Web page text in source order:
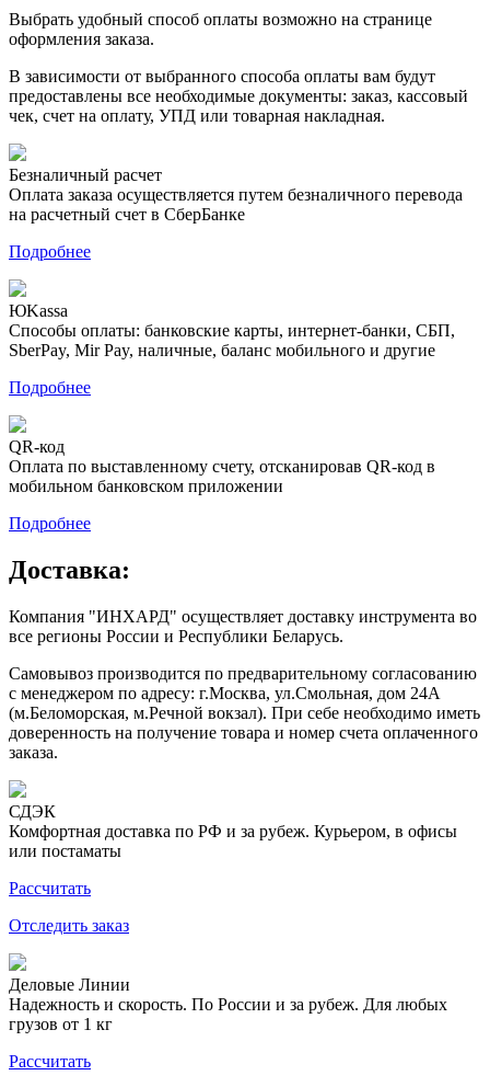
Выбрать удобный способ оплаты возможно на странице
оформления заказа.
В зависимости от выбранного способа оплаты вам будут
предоставлены все необходимые документы: заказ, кассовый
чек, счет на оплату, УПД или товарная накладная.
Безналичный расчет
Оплата заказа осуществляется путем безналичного перевода
на расчетный счет в СберБанке
Подробнее
ЮKassa
Способы оплаты: банковские карты, интернет-банки, СБП,
SberPay, Mir Pay, наличные, баланс мобильного и другие
Подробнее
QR-код
Оплата по выставленному счету, отсканировав QR-код в
мобильном банковском приложении
Подробнее
Доставка:
Компания "ИНХАРД" осуществляет доставку инструмента во
все регионы России и Республики Беларусь.
Самовывоз производится по предварительному согласованию
с менеджером по адресу: г.Москва, ул.Смольная, дом 24А
(м.Беломорская, м.Речной вокзал). При себе необходимо иметь
доверенность на получение товара и номер счета оплаченного
заказа.
СДЭК
Комфортная доставка по РФ и за рубеж. Курьером, в офисы
или постаматы
Рассчитать
Отследить заказ
Деловые Линии
Надежность и скорость. По России и за рубеж. Для любых
грузов от 1 кг
Рассчитать